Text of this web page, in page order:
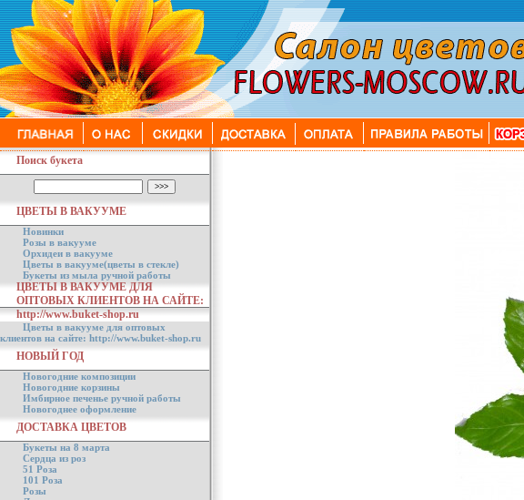
Поиск букета
ЦВЕТЫ В ВАКУУМЕ
Новинки
Розы в вакууме
Орхидеи в вакууме
Цветы в вакууме(цветы в стекле)
Букеты из мыла ручной работы
ЦВЕТЫ В ВАКУУМЕ ДЛЯ
ОПТОВЫХ КЛИЕНТОВ НА САЙТЕ:
http://www.buket-shop.ru
Цветы в вакууме для оптовых
клиентов на сайте: http://www.buket-shop.ru
НОВЫЙ ГОД
Новогодние композиции
Новогодние корзины
Имбирное печенье ручной работы
Новогоднее оформление
ДОСТАВКА ЦВЕТОВ
Букеты на 8 марта
Сердца из роз
51 Роза
101 Роза
Розы